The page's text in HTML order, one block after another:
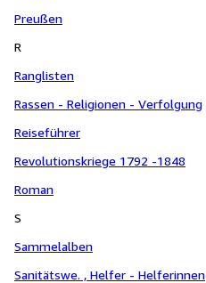
Preußen
R
Ranglisten
Rassen - Religionen - Verfolgung
Reiseführer
Revolutionskriege 1792 -1848
Roman
S
Sammelalben
Sanitätswe. , Helfer - Helferinnen